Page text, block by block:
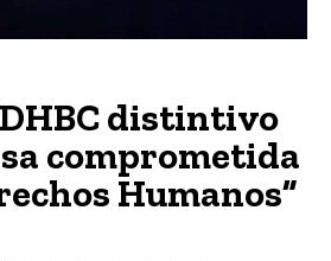
distintivo
comprometida
Humanos”